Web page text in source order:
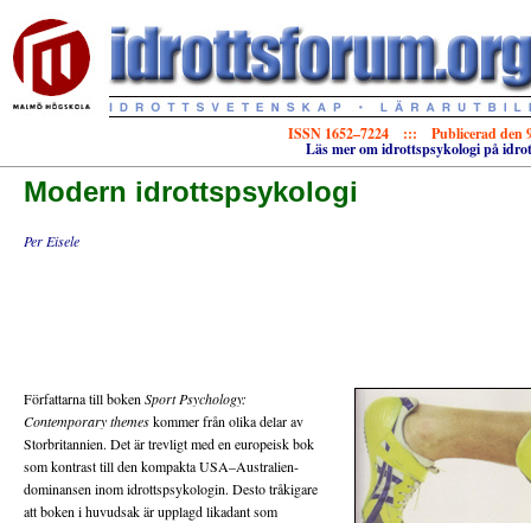
ISSN 1652–7224 ::: Publicerad den 9
Läs mer om idrottspsykologi på
Modern idrottspsykologi
Per Eisele
Författarna till boken Sport Psychology:
Contemporary themeskommer från olika delar av
Storbritannien. Det är trevligt med en europeisk bok
som kontrast till den kompakta USA–Australien-
dominansen inom idrottspsykologin. Desto tråkigare
att boken i huvudsak är upplagd likadant som